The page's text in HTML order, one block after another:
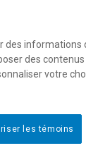
des
des contenus
votre
les témoins